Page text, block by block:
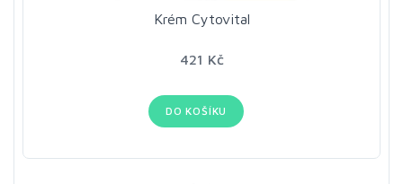
Krém Cytovital
421 Kč
DO KOŠÍKU